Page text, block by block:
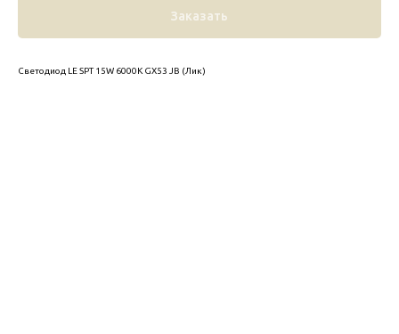
Заказать
Светодиод LE SPT 15W 6000K GX53 JB (Лик)